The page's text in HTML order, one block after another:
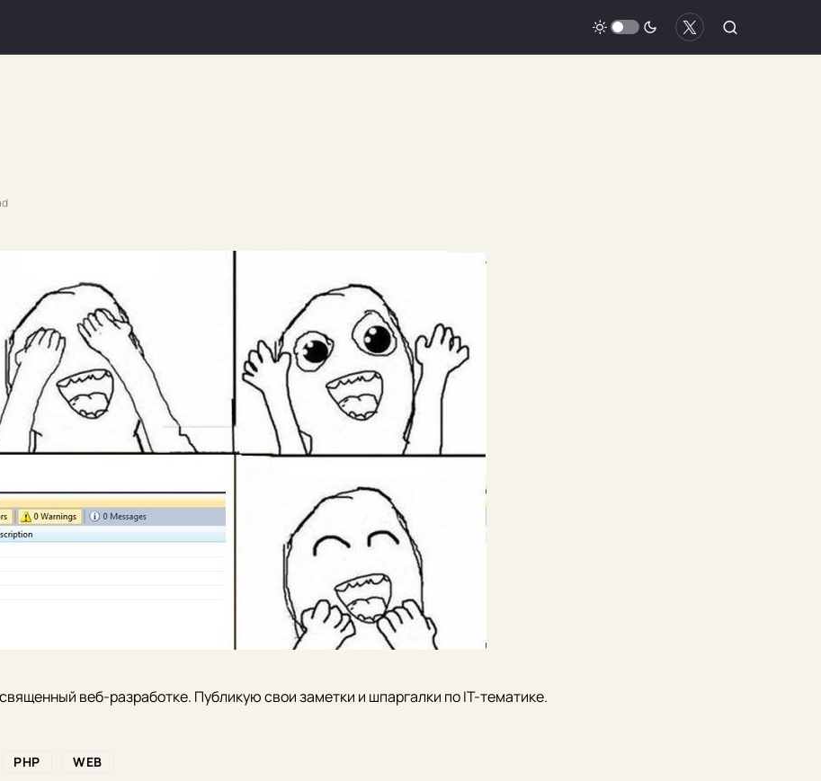
веб-разработке. Публикую свои заметки и шпаргалки по IT-тематике.
PHP WEB